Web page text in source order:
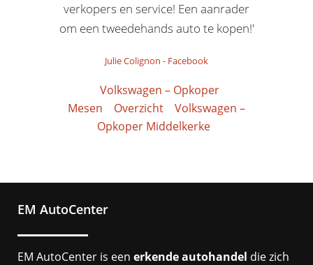
verkopers en service! Een aanrader
om een tweedehands auto te kopen!'
Julie Colignon - Facebook
Volkswagen – Opkoper
Mesen
Overzicht
Volkswagen –
Opkoper Middelkerke
EM AutoCenter
EM AutoCenter is een erkende autohandel die zich